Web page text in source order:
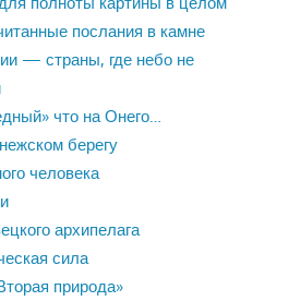
послания в камне
— страны, где небо не
что на Онего…
берегу
человека
архипелага
сила
природа»